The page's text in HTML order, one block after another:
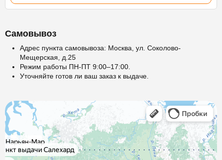
Самовывоз
Адрес пункта самовывоза: Москва, ул. Соколово-
Мещерская, д.25
Режим работы ПН-ПТ 9:00–17:00.
Уточняйте готов ли ваш заказ к выдаче.